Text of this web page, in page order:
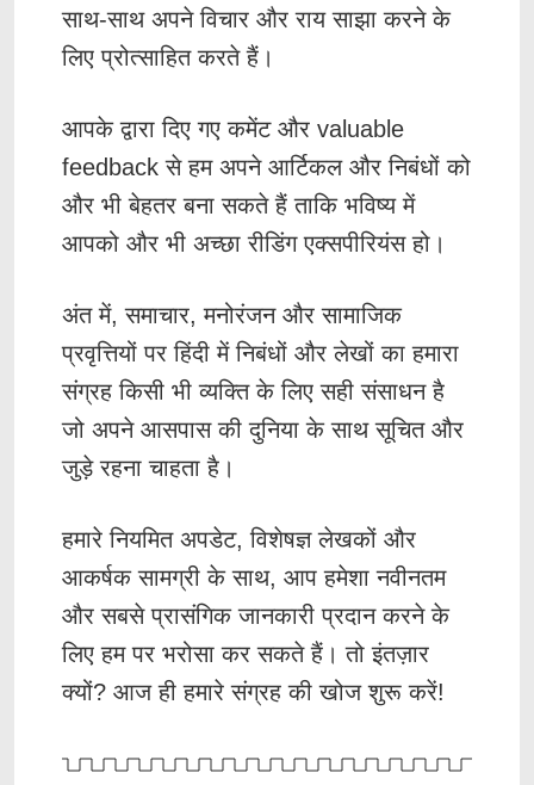
साथ-साथ अपने विचार और राय साझा करने के
लिए प्रोत्साहित करते हैं।
आपके द्वारा दिए गए कमेंट और valuable
feedback से हम अपने आर्टिकल और निबंधों को
और भी बेहतर बना सकते हैं ताकि भविष्य में
आपको और भी अच्छा रीडिंग एक्सपीरियंस हो।
अंत में, समाचार, मनोरंजन और सामाजिक
प्रवृत्तियों पर हिंदी में निबंधों और लेखों का हमारा
संग्रह किसी भी व्यक्ति के लिए सही संसाधन है
जो अपने आसपास की दुनिया के साथ सूचित और
जुड़े रहना चाहता है।
हमारे नियमित अपडेट, विशेषज्ञ लेखकों और
आकर्षक सामग्री के साथ, आप हमेशा नवीनतम
और सबसे प्रासंगिक जानकारी प्रदान करने के
लिए हम पर भरोसा कर सकते हैं। तो इंतज़ार
क्यों? आज ही हमारे संग्रह की खोज शुरू करें!